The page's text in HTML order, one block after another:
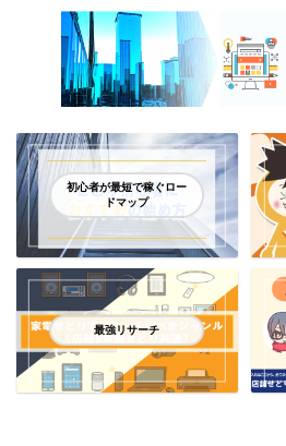
初心者が最短で稼ぐロー
ドマップ
最強リサーチ